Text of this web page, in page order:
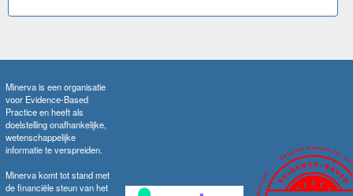
Minerva is een organisatie
voor Evidence-Based
Practice en heeft als
doelstelling onafhankelijke,
wetenschappelijke
informatie te verspreiden.
Minerva komt tot stand met
de financiële steun van het